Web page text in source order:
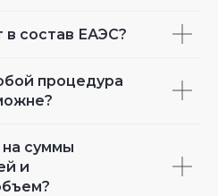
в состав ЕАЭС?
процедура
суммы
и